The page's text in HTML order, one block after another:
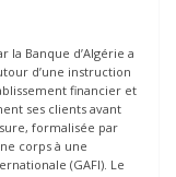
la Banque d’Algérie a
d’une instruction
financier et
ses clients avant
formalisée par
corps à une
(GAFI). Le